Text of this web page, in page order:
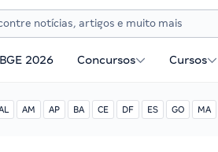
2026 Concursos Cursos
AM AP BA CE DF ES GO MA